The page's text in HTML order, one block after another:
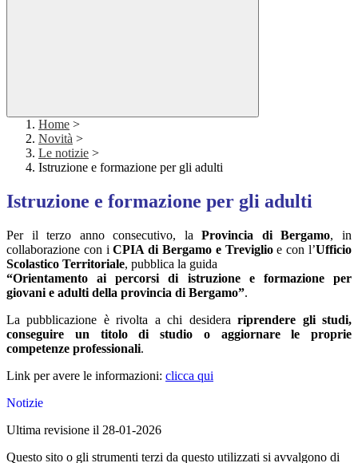
Home >
Novità >
Le notizie >
Istruzione e formazione per gli adulti
Istruzione e formazione per gli adulti
Per il terzo anno consecutivo, laProvincia di Bergamo, in
collaborazione con iCPIA di Bergamo e Treviglioe con l’Ufficio
Scolastico Territoriale, pubblica la guida
“Orientamento ai percorsi di istruzione e formazione per
giovani e adulti della provincia di Bergamo”.
La pubblicazione è rivolta a chi desiderariprendere gli studi,
conseguire un titolo di studio o aggiornare le proprie
competenze professionali.
Link per avere le informazioni: clicca qui
Notizie
Ultima revisione il 28-01-2026
Questo sito o gli strumenti terzi da questo utilizzati si avvalgono di